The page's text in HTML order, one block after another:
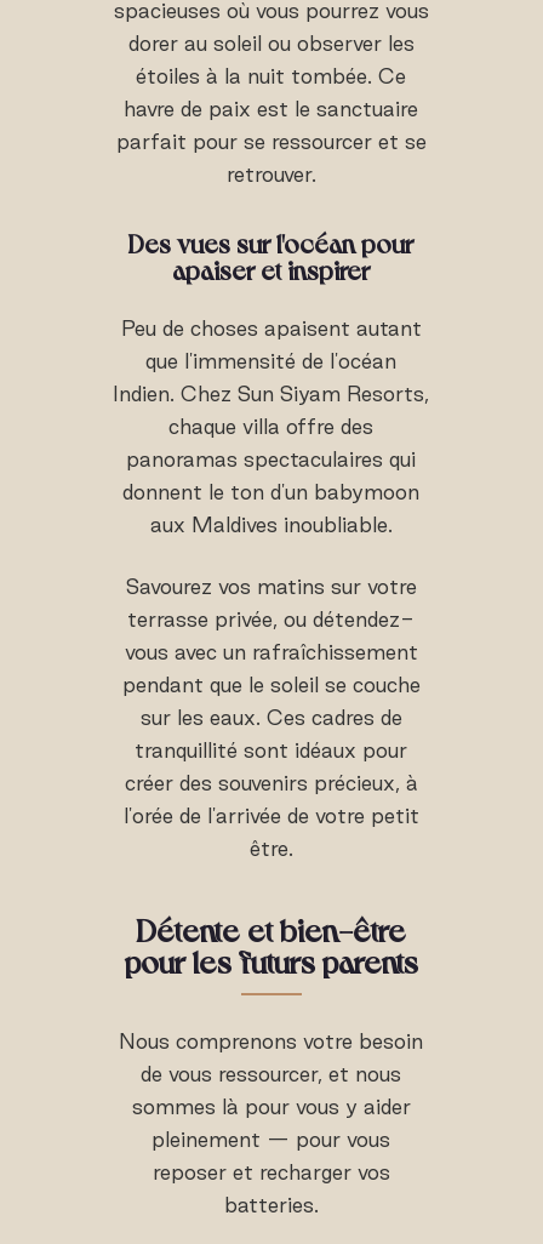
spacieuses où vous pourrez vous
dorer au soleil ou observer les
étoiles à la nuit tombée. Ce
havre de paix est le sanctuaire
parfait pour se ressourcer et se
retrouver.
Des vues sur l'océan pour
apaiser et inspirer
Peu de choses apaisent autant
que l'immensité de l'océan
Indien. Chez Sun Siyam Resorts,
chaque villa offre des
panoramas spectaculaires qui
donnent le ton d'un babymoon
aux Maldives inoubliable.
Savourez vos matins sur votre
terrasse privée, ou détendez-
vous avec un rafraîchissement
pendant que le soleil se couche
sur les eaux. Ces cadres de
tranquillité sont idéaux pour
créer des souvenirs précieux, à
l'orée de l'arrivée de votre petit
être.
Détente et bien-être
pour les futurs parents
Nous comprenons votre besoin
de vous ressourcer, et nous
sommes là pour vous y aider
pleinement — pour vous
reposer et recharger vos
batteries.